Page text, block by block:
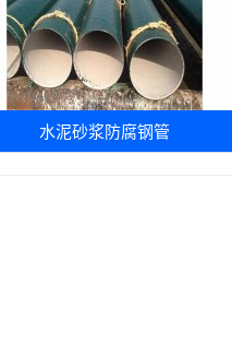
水泥砂浆防腐钢管